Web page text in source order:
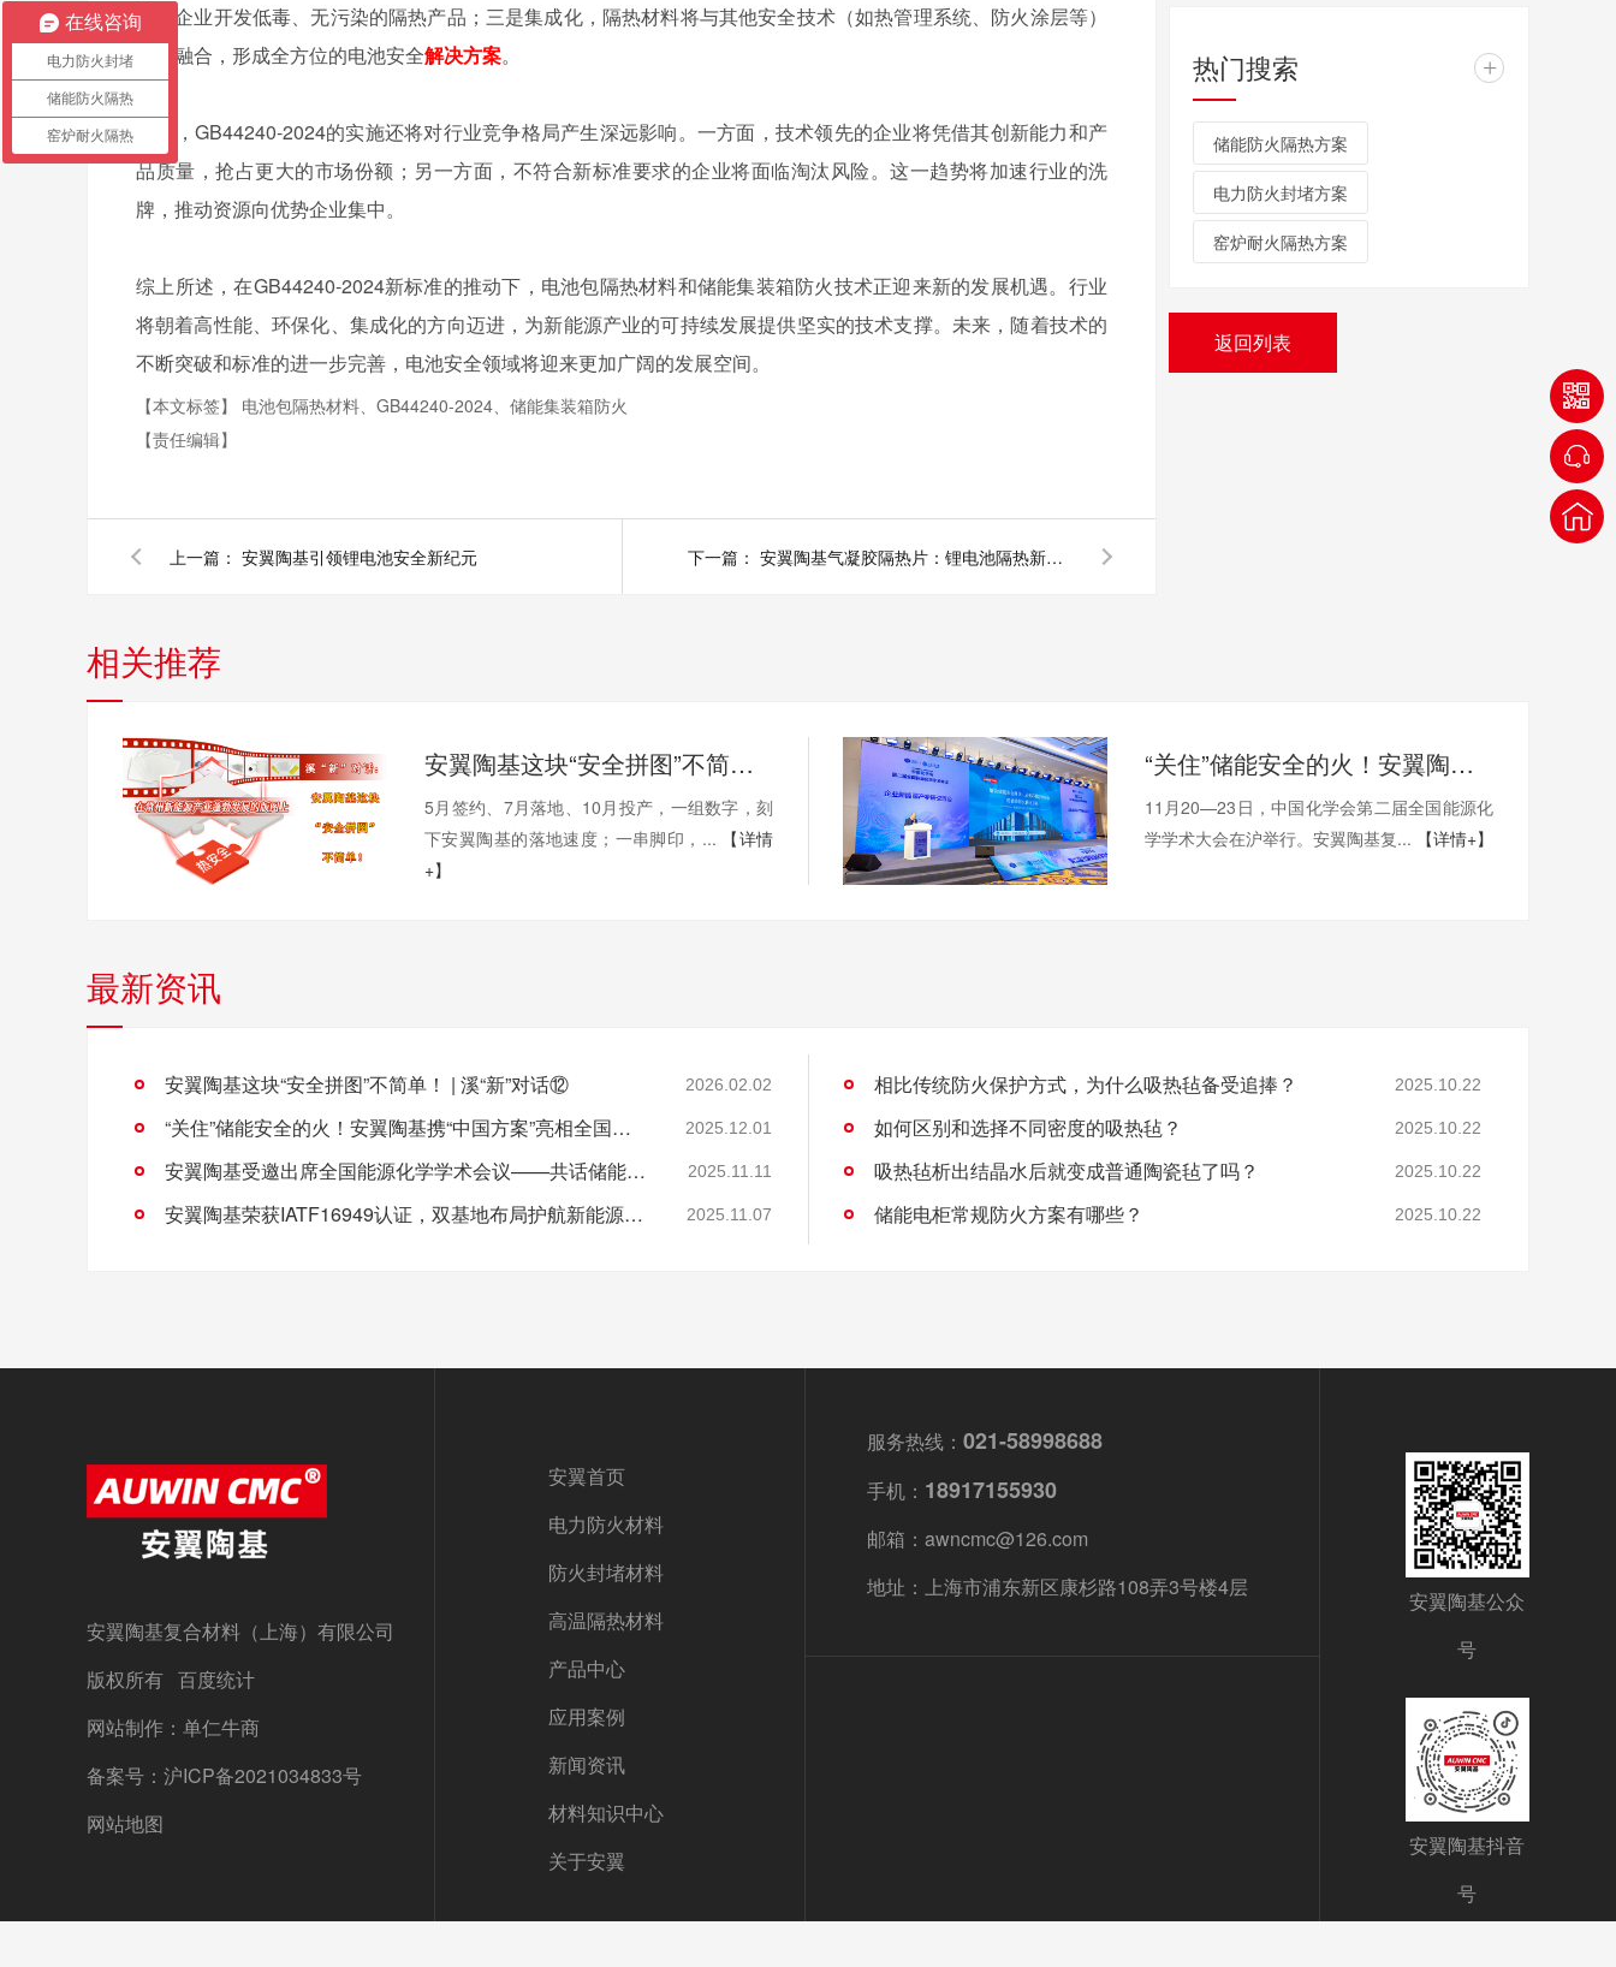
推动企业开发低毒、无污染的隔热产品；三是集成化，隔热材料将与其他安全技术（如热管理系统、防火涂层等）
深度融合，形成全方位的电池安全解决方案。
此外，GB44240-2024的实施还将对行业竞争格局产生深远影响。一方面，技术领先的企业将凭借其创新能力和产
品质量，抢占更大的市场份额；另一方面，不符合新标准要求的企业将面临淘汰风险。这一趋势将加速行业的洗
牌，推动资源向优势企业集中。
综上所述，在GB44240-2024新标准的推动下，电池包隔热材料和储能集装箱防火技术正迎来新的发展机遇。行业
将朝着高性能、环保化、集成化的方向迈进，为新能源产业的可持续发展提供坚实的技术支撑。未来，随着技术的
不断突破和标准的进一步完善，电池安全领域将迎来更加广阔的发展空间。
【本文标签】 电池包隔热材料、GB44240-2024、储能集装箱防火
【责任编辑】
上一篇： 安翼陶基引领锂电池安全新纪元 下一篇： 安翼陶基气凝胶隔热片：锂电池隔热新选择
热门搜索 +
储能防火隔热方案
电力防火封堵方案
窑炉耐火隔热方案
返回列表
相关推荐
安翼陶基这块“安全拼图”不简单！ | 溪“新”对话⑫
5月签约、7月落地、10月投产，一组数字，刻
下安翼陶基的落地速度；一串脚印，...
【详情
+】
“关住”储能安全的火！安翼陶基携“中国方案”亮相全国能源化学大会
11月20—23日，中国化学会第二届全国能源化
学学术大会在沪举行。安翼陶基复...
【详情+】
最新资讯
安翼陶基这块“安全拼图”不简单！ | 溪“新”对话⑫ 2026.02.02
“关住”储能安全的火！安翼陶基携“中国方案”亮相全国能源化学大会 2025.12.01
安翼陶基受邀出席全国能源化学学术会议——共话储能安全新方案 2025.11.11
安翼陶基荣获IATF16949认证，双基地布局护航新能源汽车安全 2025.11.07
相比传统防火保护方式，为什么吸热毡备受追捧？ 2025.10.22
如何区别和选择不同密度的吸热毡？ 2025.10.22
吸热毡析出结晶水后就变成普通陶瓷毡了吗？ 2025.10.22
储能电柜常规防火方案有哪些？ 2025.10.22
安翼陶基复合材料（上海）有限公司
版权所有 百度统计
网站制作：单仁牛商
备案号： 沪ICP备2021034833号
网站地图
安翼首页
电力防火材料
防火封堵材料
高温隔热材料
产品中心
应用案例
新闻资讯
材料知识中心
关于安翼
服务热线： 021-58998688
手机： 18917155930
邮箱：awncmc@126.com
地址：上海市浦东新区康杉路108弄3号楼4层
安翼陶基公众
号
安翼陶基抖音
号
在线咨询
电力防火封堵
储能防火隔热
窑炉耐火隔热